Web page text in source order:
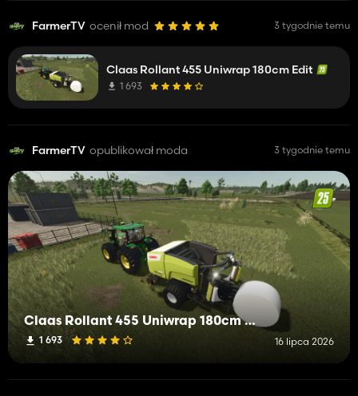
FarmerTV ocenił mod 3 tygodnie temu
Claas Rollant 455 Uniwrap 180cm Edit
1 693
FarmerTV opublikował moda 3 tygodnie temu
Claas Rollant 455 Uniwrap 180cm Edit
1 693 16 lipca 2026